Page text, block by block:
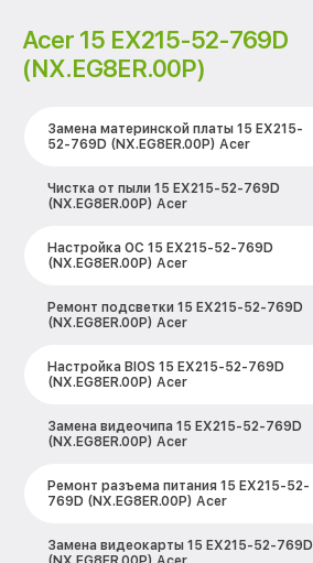
Acer 15 EX215-52-769D
(NX.EG8ER.00P)
Замена материнской платы 15 EX215-
52-769D (NX.EG8ER.00P) Acer
Чистка от пыли 15 EX215-52-769D
(NX.EG8ER.00P) Acer
Настройка ОС 15 EX215-52-769D
(NX.EG8ER.00P) Acer
Ремонт подсветки 15 EX215-52-769D
(NX.EG8ER.00P) Acer
Настройка BIOS 15 EX215-52-769D
(NX.EG8ER.00P) Acer
Замена видеочипа 15 EX215-52-769D
(NX.EG8ER.00P) Acer
Ремонт разъема питания 15 EX215-52-
769D (NX.EG8ER.00P) Acer
Замена видеокарты 15 EX215-52-769D